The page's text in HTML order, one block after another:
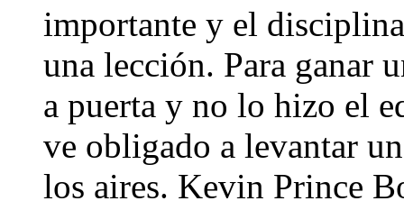
importante y el
una lección. Para ganar
a puerta y no lo hizo el
ve obligado a levantar
los aires. Kevin Prince